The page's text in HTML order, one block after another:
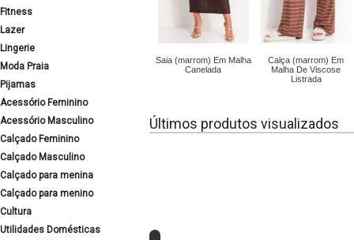
Fitness
Lazer
Lingerie
Moda Praia
Pijamas
Acessório Feminino
Acessório Masculino
Calçado Feminino
Calçado Masculino
Calçado para menina
Calçado para menino
Cultura
Utilidades Domésticas
Saia (marrom) Em Malha
Canelada
Calça (marrom) Em
Malha De Viscose
Listrada
Últimos produtos visualizados